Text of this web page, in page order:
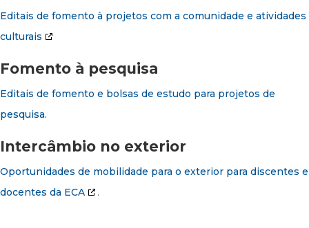
Editais de fomento à projetos com a comunidade e atividades
culturais
Fomento à pesquisa
Editais de fomento e bolsas de estudo para projetos de
pesquisa.
Intercâmbio no exterior
Oportunidades de mobilidade para o exterior para discentes e
docentes da ECA
.